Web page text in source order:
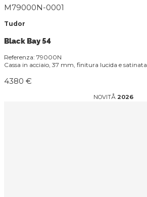
M79000N-0001
Tudor
Black Bay 54
Referenza: 79000N
Cassa in acciaio, 37 mm, finitura lucida e satinata.
4380 €
NOVITÅ 2026